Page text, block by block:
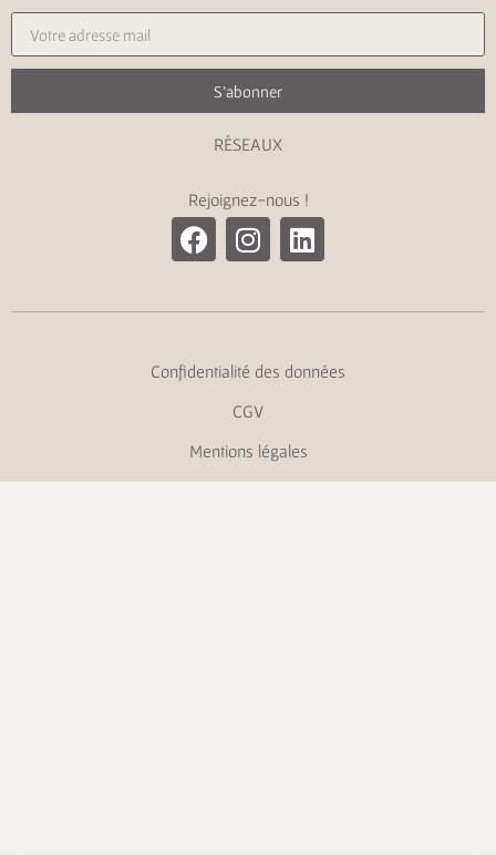
S'abonner
RÉSEAUX
Rejoignez-nous !
Confidentialité des données
CGV
Mentions légales